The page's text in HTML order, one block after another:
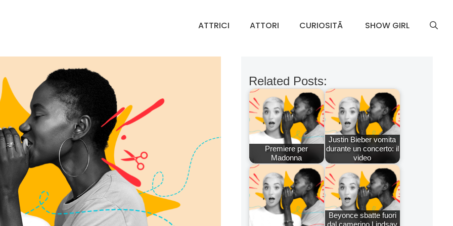
ATTRICI ATTORI CURIOSITÃ SHOW GIRL
Related Posts:
Premiere per
Madonna
Justin Bieber vomita
durante un concerto: il
video
Beyonce sbatte fuori